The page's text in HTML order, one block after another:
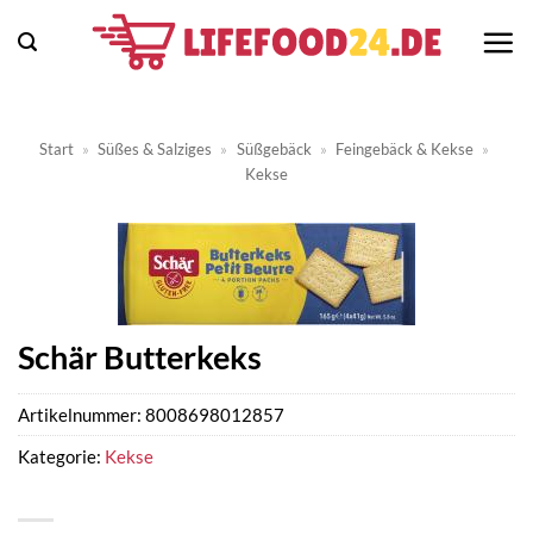
Inhalt
Start » Süßes & Salziges » Süßgebäck » Feingebäck & Kekse »
Kekse
Schär Butterkeks
Artikelnummer: 8008698012857
Kategorie: Kekse